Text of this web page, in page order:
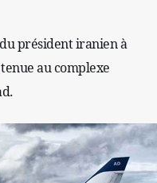
président iranien à
au complexe